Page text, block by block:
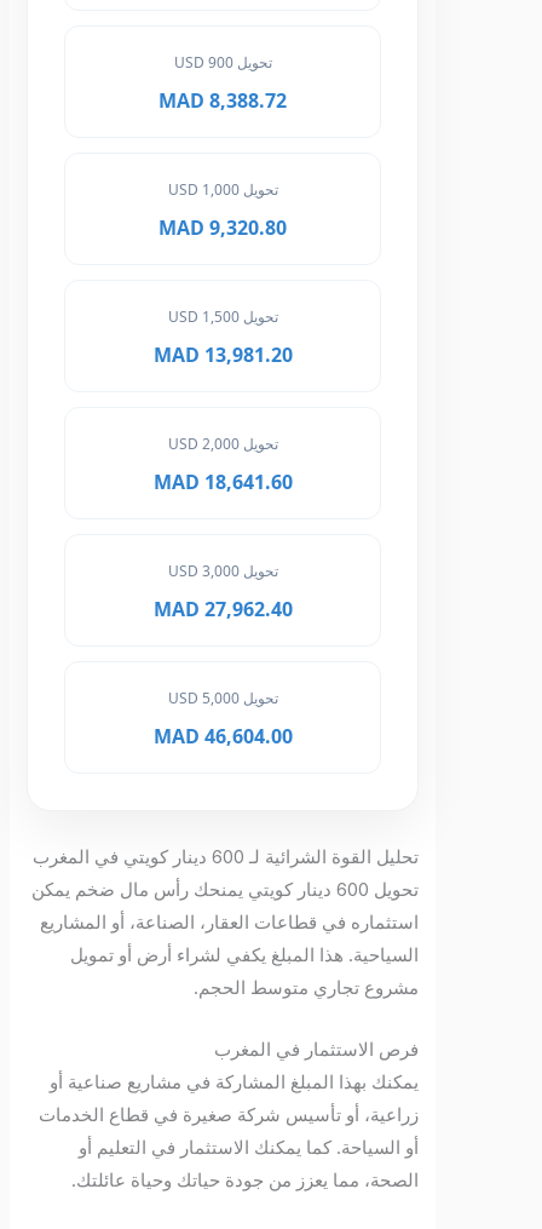
تحويل 900 USD
8,388.72 MAD
تحويل 1,000 USD
9,320.80 MAD
تحويل 1,500 USD
13,981.20 MAD
تحويل 2,000 USD
18,641.60 MAD
تحويل 3,000 USD
27,962.40 MAD
تحويل 5,000 USD
46,604.00 MAD
تحليل القوة الشرائية لـ 600 دينار كويتي في المغرب
تحويل 600 دينار كويتي يمنحك رأس مال ضخم يمكن
استثماره في قطاعات العقار، الصناعة، أو المشاريع
السياحية. هذا المبلغ يكفي لشراء أرض أو تمويل
مشروع تجاري متوسط الحجم.
فرص الاستثمار في المغرب
يمكنك بهذا المبلغ المشاركة في مشاريع صناعية أو
زراعية، أو تأسيس شركة صغيرة في قطاع الخدمات
أو السياحة. كما يمكنك الاستثمار في التعليم أو
الصحة، مما يعزز من جودة حياتك وحياة عائلتك.